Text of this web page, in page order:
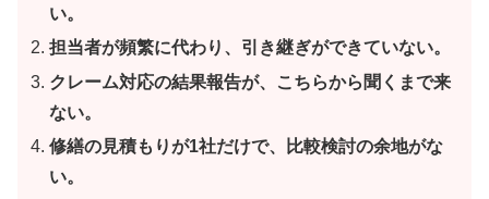
い。
担当者が頻繁に代わり、引き継ぎができていない。
クレーム対応の結果報告が、こちらから聞くまで来
ない。
修繕の見積もりが1社だけで、比較検討の余地がな
い。